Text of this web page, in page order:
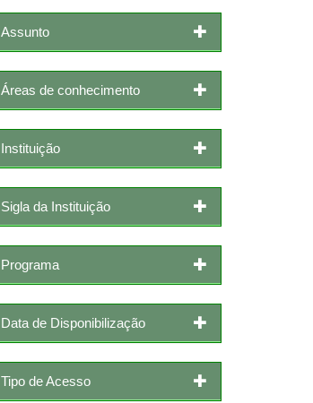
Assunto
Áreas de conhecimento
Instituição
Sigla da Instituição
Programa
Data de Disponibilização
Tipo de Acesso